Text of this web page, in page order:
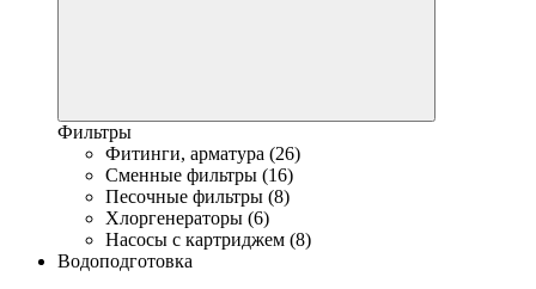
Фильтры
Фитинги, арматура (26)
Сменные фильтры (16)
Песочные фильтры (8)
Хлоргенераторы (6)
Насосы с картриджем (8)
Водоподготовка